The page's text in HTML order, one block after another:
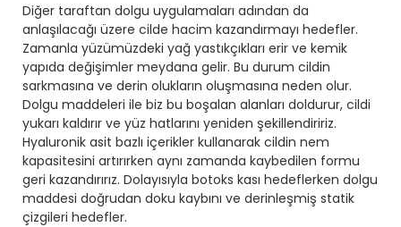
Diğer taraftan dolgu uygulamaları adından da
anlaşılacağı üzere cilde hacim kazandırmayı hedefler.
Zamanla yüzümüzdeki yağ yastıkçıkları erir ve kemik
yapıda değişimler meydana gelir. Bu durum cildin
sarkmasına ve derin olukların oluşmasına neden olur.
Dolgu maddeleri ile biz bu boşalan alanları doldurur, cildi
yukarı kaldırır ve yüz hatlarını yeniden şekillendiririz.
Hyaluronik asit bazlı içerikler kullanarak cildin nem
kapasitesini artırırken aynı zamanda kaybedilen formu
geri kazandırırız. Dolayısıyla botoks kası hedeflerken dolgu
maddesi doğrudan doku kaybını ve derinleşmiş statik
çizgileri hedefler.